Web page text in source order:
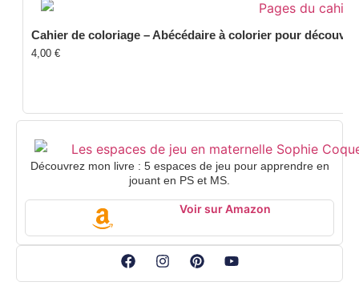
Cahier de coloriage – Abécédaire à colorier pour
4,00 €
Découvrez mon livre : 5 espaces de jeu pour apprendre en
jouant en PS et MS.
Voir sur Amazon